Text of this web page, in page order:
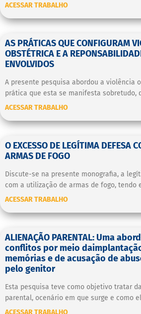
ACESSAR TRABALHO
AS PRÁTICAS QUE CONFIGURAM
OBSTÉTRICA E A
ENVOLVIDOS
A presente pesquisa abordou a violência
prática que esta se manifesta sobretudo,
ACESSAR TRABALHO
O EXCESSO DE LEGÍTIMA DEFESA
ARMAS DE FOGO
Discute-se na presente monografia, a
com a utilização de armas de fogo, tendo
ACESSAR TRABALHO
ALIENAÇÃO PARENTAL: Uma
conflitos por meio
memórias e de acusação de
pelo genitor
Esta pesquisa teve como objetivo tratar
parental, ocenário em que surge e como
ACESSAR TRABALHO